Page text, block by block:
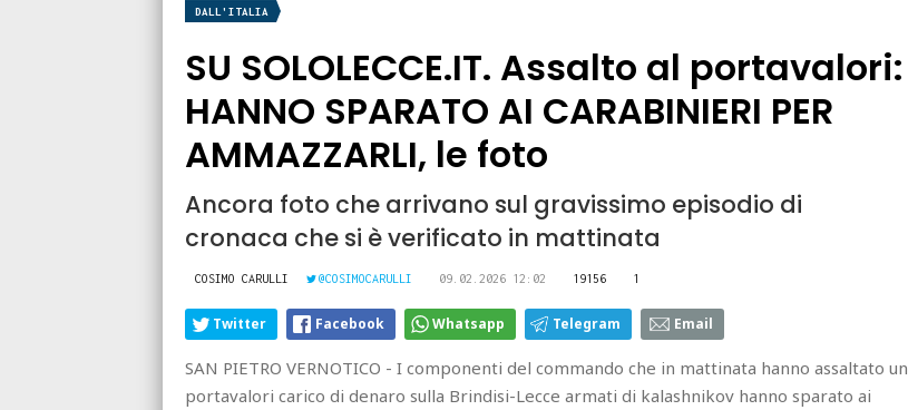
DALL'ITALIA
SU SOLOLECCE.IT. Assalto al portavalori:
HANNO SPARATO AI CARABINIERI PER
AMMAZZARLI, le foto
Ancora foto che arrivano sul gravissimo episodio di
cronaca che si è verificato in mattinata
COSIMO CARULLI @COSIMOCARULLI 09.02.2026 12:02 19156 1
Twitter Facebook Whatsapp Telegram Email
SAN PIETRO VERNOTICO - I componenti del commando che in mattinata hanno assaltato un
portavalori carico di denaro sulla Brindisi-Lecce armati di kalashnikov hanno sparato ai